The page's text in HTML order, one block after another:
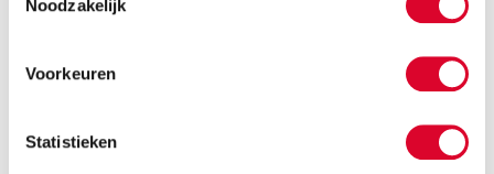
Noodzakelijk
Voorkeuren
Statistieken
und mobilem Snoezelen?
Snoezelen kann auf verschiedene Arten
• Mobiles Snoezelen findet im eigenen Zimmer